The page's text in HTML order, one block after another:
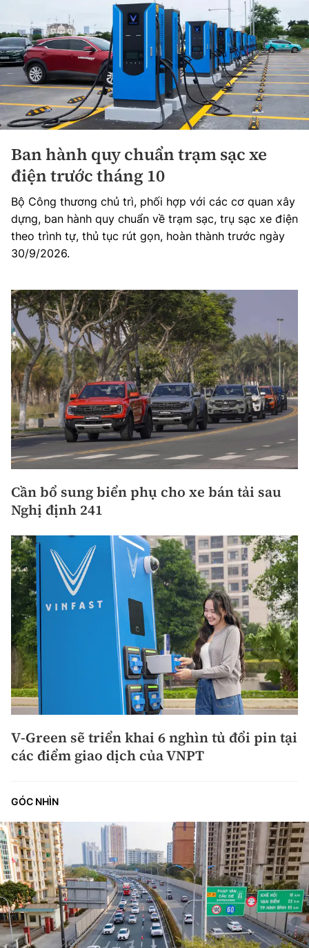
Ban hành quy chuẩn trạm sạc xe
điện trước tháng 10
Bộ Công thương chủ trì, phối hợp với các cơ quan xây
dựng, ban hành quy chuẩn về trạm sạc, trụ sạc xe điện
theo trình tự, thủ tục rút gọn, hoàn thành trước ngày
30/9/2026.
Cần bổ sung biển phụ cho xe bán tải sau
Nghị định 241
V-Green sẽ triển khai 6 nghìn tủ đổi pin tại
các điểm giao dịch của VNPT
GÓC NHÌN